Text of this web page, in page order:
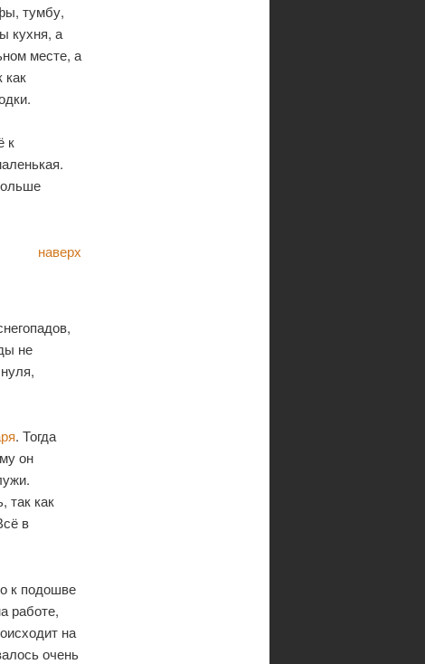
тумбу,
кухня, а
месте, а
как
к
наверх
не
. Тогда
он
так как
в
к подошве
работе,
на
очень